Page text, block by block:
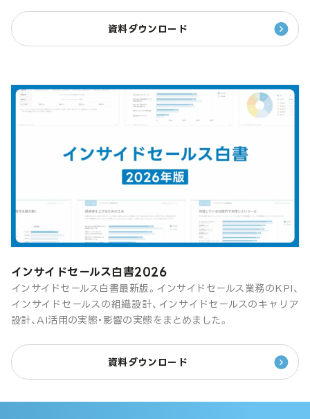
資料ダウンロード
インサイドセールス白書2026
インサイドセールス白書最新版。インサイドセールス業務のKPI、
インサイドセールスの組織設計、インサイドセールスのキャリア
設計、AI活用の実態・影響の実態をまとめました。
資料ダウンロード